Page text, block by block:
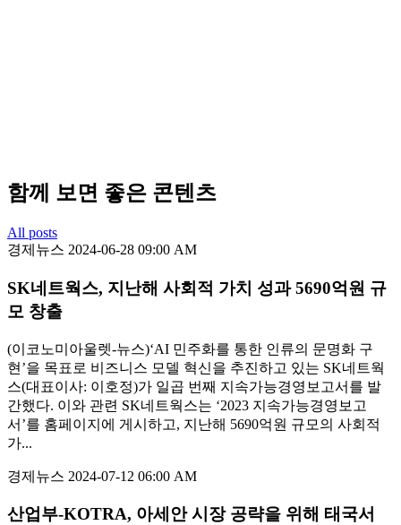
함께 보면 좋은 콘텐츠
All posts
경제뉴스 2024-06-28 09:00 AM
SK네트웍스, 지난해 사회적 가치 성과 5690억원 규
모 창출
(이코노미아울렛-뉴스)‘AI 민주화를 통한 인류의 문명화 구
현’을 목표로 비즈니스 모델 혁신을 추진하고 있는 SK네트웍
스(대표이사: 이호정)가 일곱 번째 지속가능경영보고서를 발
간했다. 이와 관련 SK네트웍스는 ‘2023 지속가능경영보고
서’를 홈페이지에 게시하고, 지난해 5690억원 규모의 사회적
가...
경제뉴스 2024-07-12 06:00 AM
산업부-KOTRA, 아세안 시장 공략을 위해 태국서